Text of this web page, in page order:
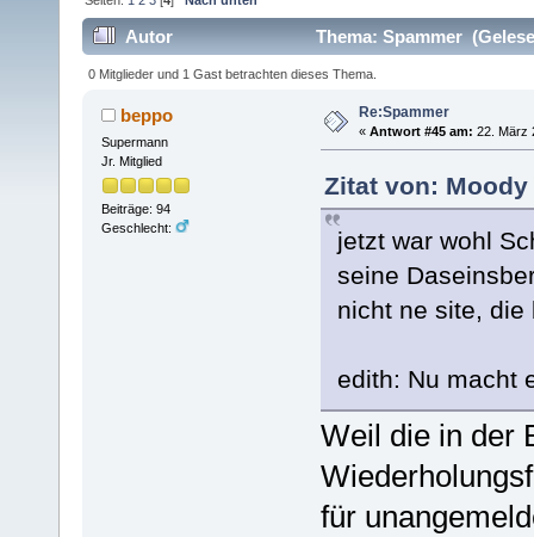
Autor Thema: Spammer
0 Mitglieder und 1 Gast betrachten dieses Thema.
beppo
Supermann
Jr. Mitglied
Beiträge: 94
Geschlecht:
Re:Spammer
« Antwort #45 am: 22. März
Zitat von: Moody
jetzt war wohl
seine
nicht ne site, die
edith: Nu macht
Weil die in der
für